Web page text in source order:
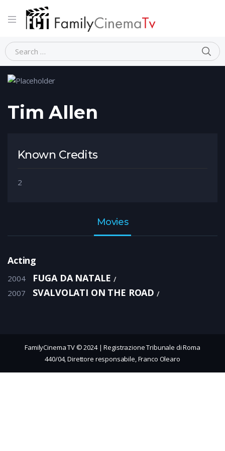
Home Person Tim Allen
Tim Allen
Known Credits
2
Movies
Acting
2004 FUGA DA NATALE
2007 SVALVOLATI ON THE ROAD
FamilyCinema TV © 2024 | Registrazione Tribunale di Roma
440/04, Direttore responsabile, Franco Olearo